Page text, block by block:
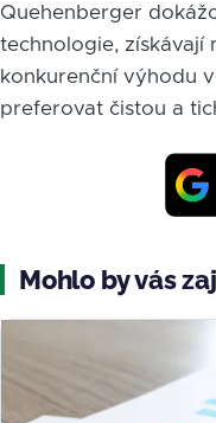
Quehenberger
technologie, získávají
konkurenční výhodu
preferovat čistou a
Mohlo by vás